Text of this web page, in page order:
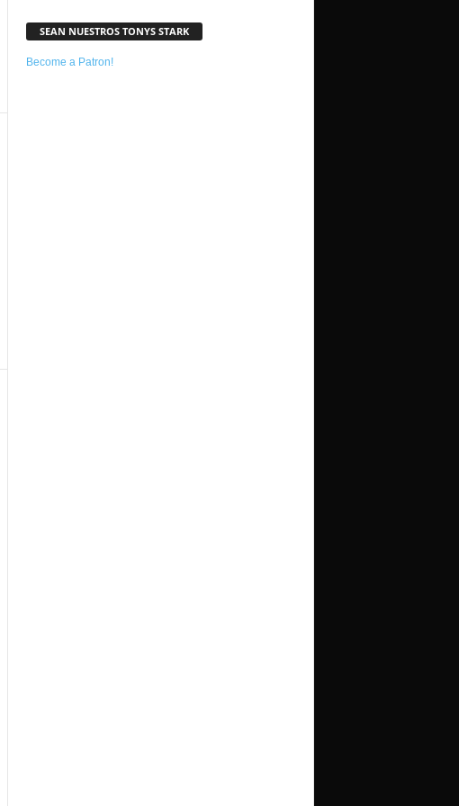
SEAN NUESTROS TONYS STARK
Become a Patron!